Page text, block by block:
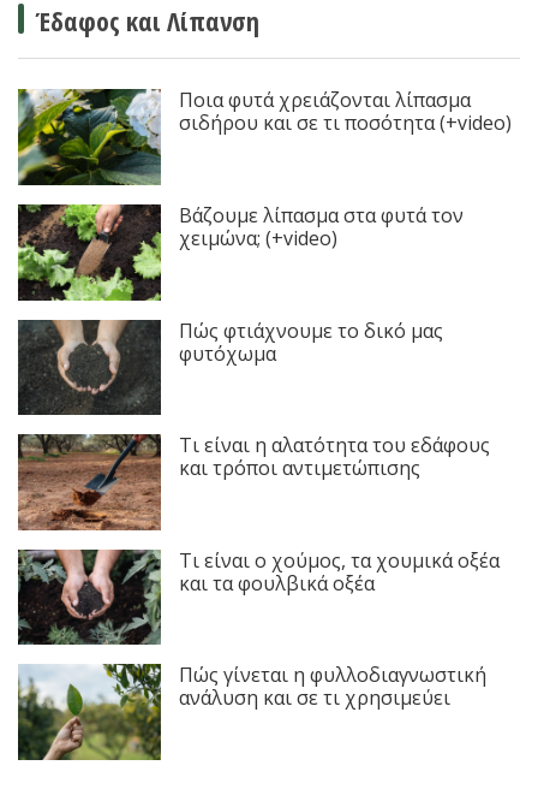
Έδαφος και Λίπανση
Ποια φυτά χρειάζονται λίπασμα
σιδήρου και σε τι ποσότητα (+video)
Βάζουμε λίπασμα στα φυτά τον
χειμώνα; (+video)
Πώς φτιάχνουμε το δικό μας
φυτόχωμα
Τι είναι η αλατότητα του εδάφους
και τρόποι αντιμετώπισης
Τι είναι ο χούμος, τα χουμικά οξέα
και τα φουλβικά οξέα
Πώς γίνεται η φυλλοδιαγνωστική
ανάλυση και σε τι χρησιμεύει